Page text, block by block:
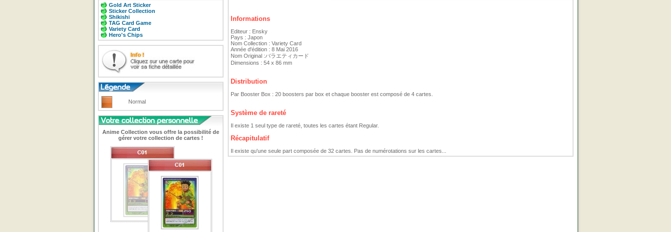
Gold Art Sticker
Sticker Collection
Shikishi
TAG Card Game
Variety Card
Hero's Chips
Normal
Anime Collection vous offre la possibilité de
gérer votre collection de cartes !
Informations
Editeur : Ensky
Pays : Japon
Nom Collection : Variety Card
Année d'édition : 8 Mai 2016
Nom Original :バラエティカード
Dimensions : 54 x 86 mm
Distribution
Par Booster Box : 20 boosters par box et chaque booster est composé de 4 cartes.
Système de rareté
Il existe 1 seul type de rareté, toutes les cartes étant Regular.
Récapitulatif
Il existe qu'une seule part composée de 32 cartes. Pas de numérotations sur les cartes...